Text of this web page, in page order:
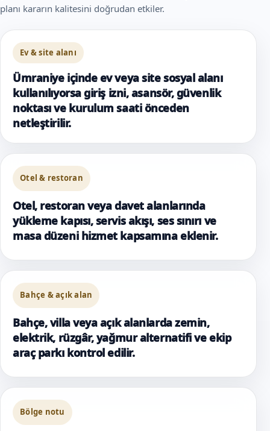
planı kararın kalitesini doğrudan etkiler.
Ev & site alanı
Ümraniye içinde ev veya site sosyal alanı
kullanılıyorsa giriş izni, asansör, güvenlik
noktası ve kurulum saati önceden
netleştirilir.
Otel & restoran
Otel, restoran veya davet alanlarında
yükleme kapısı, servis akışı, ses sınırı ve
masa düzeni hizmet kapsamına eklenir.
Bahçe & açık alan
Bahçe, villa veya açık alanlarda zemin,
elektrik, rüzgâr, yağmur alternatifi ve ekip
araç parkı kontrol edilir.
Bölge notu